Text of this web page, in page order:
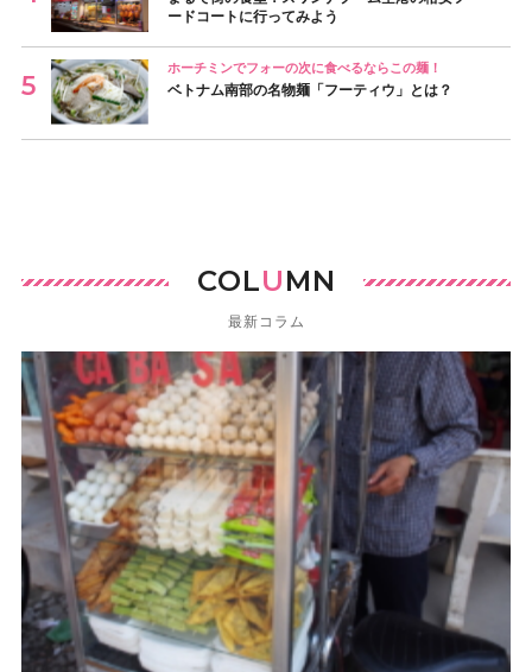
ードコートに行ってみよう
ホーチミンでフォーの次に食べるならこの麺！
ベトナム南部の名物麺「フーティウ」とは？
COLUMN
最新コラム